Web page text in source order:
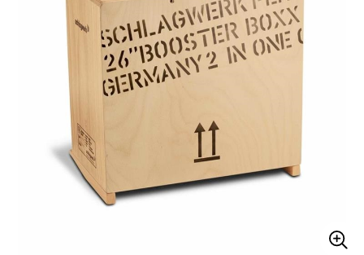
パーカッション
キーボード
管楽器 その他楽器